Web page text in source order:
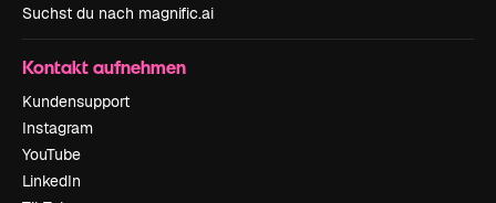
Suchst du nach magnific.ai
Kontakt aufnehmen
Kundensupport
Instagram
YouTube
LinkedIn